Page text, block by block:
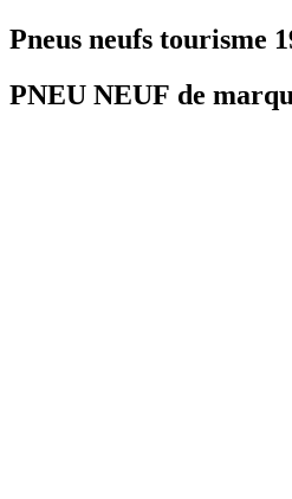
Pneus neufs tourisme
PNEU NEUF de